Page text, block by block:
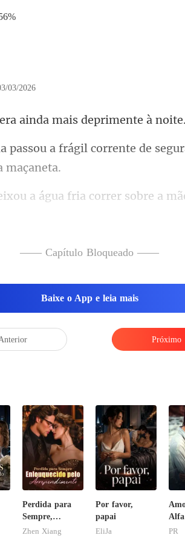
03/2026
ainda mais
ágil corrente de
—— Capítulo Bloqueado ——
Baixe o App e leia mais
Próximo
Perdida para
Sempre,
Enlouquecido
Zhen Xiang
Por favor,
papai
EliJa
PR